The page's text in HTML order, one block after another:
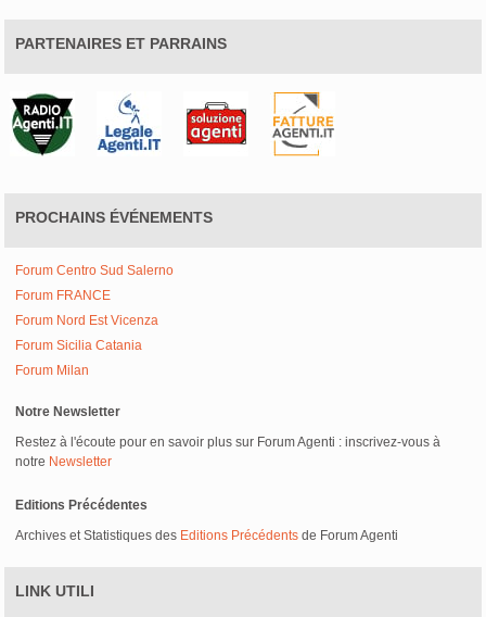
PARTENAIRES ET PARRAINS
PROCHAINS ÉVÉNEMENTS
Forum Centro Sud Salerno
Forum FRANCE
Forum Nord Est Vicenza
Forum Sicilia Catania
Forum Milan
Notre Newsletter
Restez à l'écoute pour en savoir plus sur Forum Agenti : inscrivez-vous à
notre Newsletter
Editions Précédentes
Archives et Statistiques des Editions Précédents de Forum Agenti
LINK UTILI